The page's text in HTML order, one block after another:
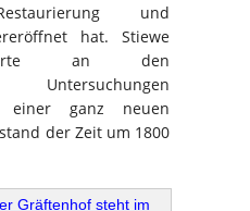
und
hat. Stiewe
an den
Untersuchungen
ganz neuen
der Zeit um 1800